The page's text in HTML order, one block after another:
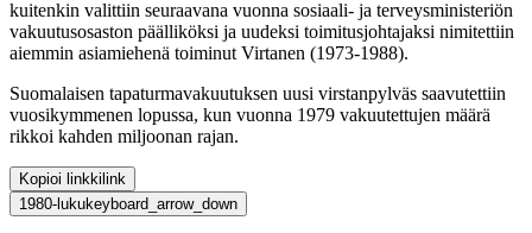
kuitenkin valittiin seuraavana vuonna sosiaali- ja terveysministeriön
vakuutusosaston päälliköksi ja uudeksi toimitusjohtajaksi nimitettiin
aiemmin asiamiehenä toiminut Virtanen (1973-1988).
Suomalaisen tapaturmavakuutuksen uusi virstanpylväs saavutettiin
vuosikymmenen lopussa, kun vuonna 1979 vakuutettujen määrä
rikkoi kahden miljoonan rajan.
Kopioi linkkilink
1980-lukukeyboard_arrow_down